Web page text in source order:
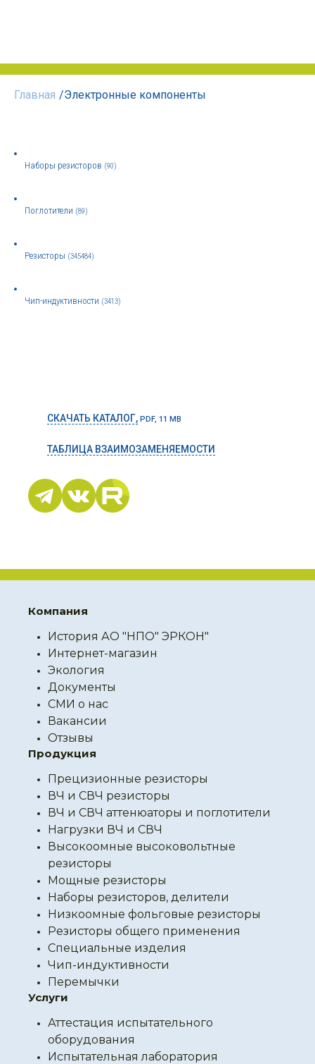
Главная /Электронные компоненты
Наборы резисторов (90)
Поглотители (89)
Резисторы (345484)
Чип-индуктивности (3413)
СКАЧАТЬ КАТАЛОГ, PDF, 11 MB
ТАБЛИЦА ВЗАИМОЗАМЕНЯЕМОСТИ
Компания
История АО "НПО" ЭРКОН"
Интернет-магазин
Экология
Документы
СМИ о нас
Вакансии
Отзывы
Продукция
Прецизионные резисторы
ВЧ и СВЧ резисторы
ВЧ и СВЧ аттенюаторы и поглотители
Нагрузки ВЧ и СВЧ
Высокоомные высоковольтные
резисторы
Мощные резисторы
Наборы резисторов, делители
Низкоомные фольговые резисторы
Резисторы общего применения
Специальные изделия
Чип-индуктивности
Перемычки
Услуги
Аттестация испытательного
оборудования
Испытательная лаборатория